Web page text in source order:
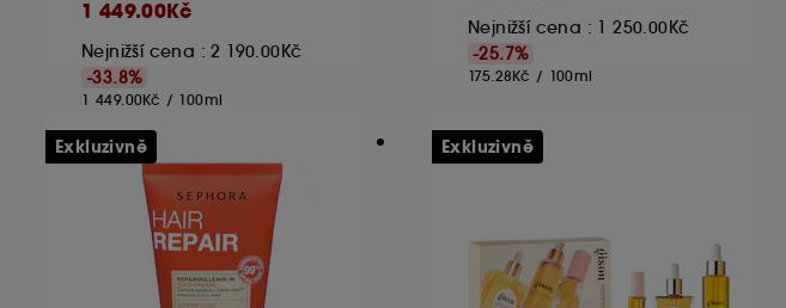
1 449.00Kč
Nejnižší cena : 2 190.00Kč
-33.8%
1 449.00Kč / 100ml
Nejnižší cena : 1 250.00Kč
-25.7%
175.28Kč / 100ml
Exkluzivně Exkluzivně